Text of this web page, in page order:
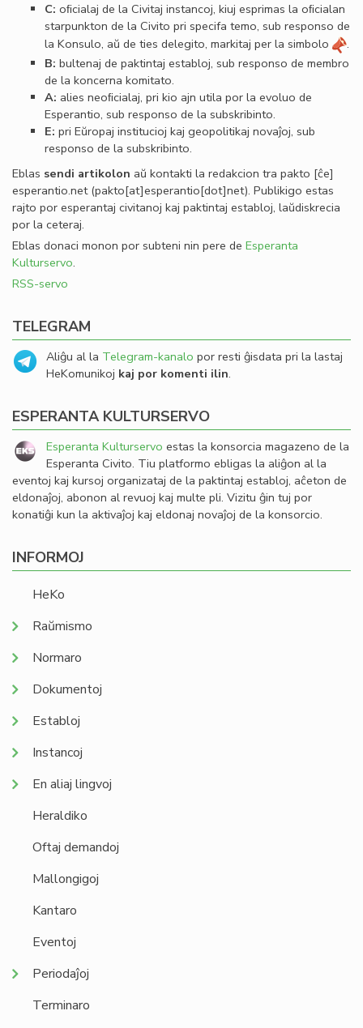
C: oﬁcialaj de la Civitaj instancoj, kiuj esprimas la oﬁcialan
starpunkton de la Civito pri specifa temo, sub responso de
la Konsulo, aŭ de ties delegito, markitaj per la simbolo
.
B: bultenaj de paktintaj establoj, sub responso de membro
de la koncerna komitato.
A: alies neoﬁcialaj, pri kio ajn utila por la evoluo de
Esperantio, sub responso de la subskribinto.
E: pri Eŭropaj institucioj kaj geopolitikaj novaĵoj, sub
responso de la subskribinto.
Eblas sendi artikolon aŭ kontakti la redakcion tra pakto [ĉe]
esperantio.net(pakto[at]esperantio[dot]net). Publikigo estas
rajto por esperantaj civitanoj kaj paktintaj establoj, laŭdiskrecia
por la ceteraj.
Eblas donaci monon por subteni nin pere de Esperanta
Kulturservo.
RSS-servo
TELEGRAM
Aliĝu al la Telegram-kanalo por resti ĝisdata pri la lastaj
HeKomunikoj kaj por komenti ilin.
ESPERANTA KULTURSERVO
Esperanta Kulturservo estas la konsorcia magazeno de la
Esperanta Civito. Tiu platformo ebligas la aliĝon al la
eventoj kaj kursoj organizataj de la paktintaj establoj, aĉeton de
eldonaĵoj, abonon al revuoj kaj multe pli. Vizitu ĝin tuj por
konatiĝi kun la aktivaĵoj kaj eldonaj novaĵoj de la konsorcio.
INFORMOJ
HeKo
Raŭmismo
Normaro
Dokumentoj
Establoj
Instancoj
En aliaj lingvoj
Heraldiko
Oftaj demandoj
Mallongigoj
Kantaro
Eventoj
Periodaĵoj
Terminaro